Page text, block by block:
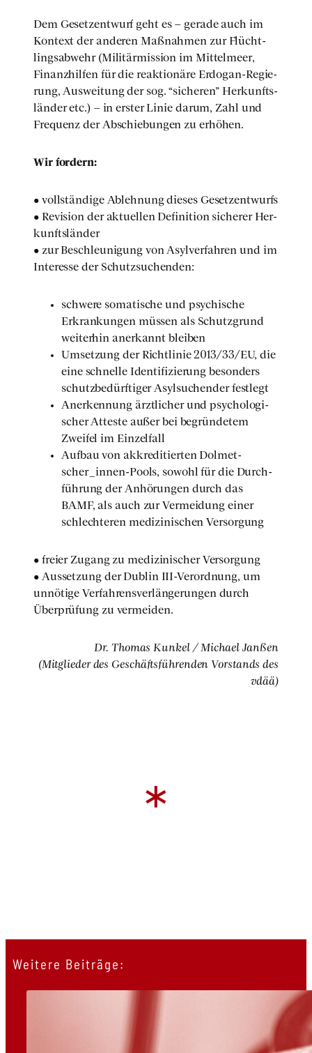
Dem Gesetz­ent­wurf geht es – gera­de auch im
Kon­text der ande­ren Maß­nah­men zur Flücht­
lings­ab­wehr (Mili­tär­mis­si­on im Mit­tel­meer,
Finanz­hil­fen für die reak­tio­nä­re Erdo­gan-Regie­
rung, Aus­wei­tung der sog. “siche­ren” Her­kunfts­
län­der etc.) – in ers­ter Linie dar­um, Zahl und
Fre­quenz der Abschie­bun­gen zu erhö­hen.
Wir for­dern:
• voll­stän­di­ge Ableh­nung die­ses Gesetz­ent­wurfs
• Revi­si­on der aktu­el­len Defi­ni­ti­on siche­rer Her­
kunfts­län­der
• zur Beschleu­ni­gung von Asyl­ver­fah­ren und im
Inter­es­se der Schutz­su­chen­den:
schwe­re soma­ti­sche und psy­chi­sche
Erkran­kun­gen müs­sen als Schutz­grund
wei­ter­hin aner­kannt blei­ben
Umset­zung der Richt­li­nie 2013/33/EU, die
eine schnel­le Iden­ti­fi­zie­rung beson­ders
schutz­be­dürf­ti­ger Asyl­su­chen­der fest­legt
Aner­ken­nung ärzt­li­cher und psy­cho­lo­gi­
scher Attes­te außer bei begrün­de­tem
Zwei­fel im Ein­zel­fall
Auf­bau von akkre­di­tier­ten Dol­met­
scher_in­nen-Pools, sowohl für die Durch­
füh­rung der Anhö­run­gen durch das
BAMF, als auch zur Ver­mei­dung einer
schlech­te­ren medi­zi­ni­schen Ver­sor­gung
• frei­er Zugang zu medi­zi­ni­scher Ver­sor­gung
• Aus­set­zung der Dub­lin III-Ver­ord­nung, um
unnö­ti­ge Ver­fah­rens­ver­län­ge­run­gen durch
Über­prü­fung zu ver­mei­den.
Dr. Tho­mas Kun­kel / Micha­el Jan­ßen
(Mit­glie­der des Geschäfts­füh­ren­den Vor­stands des
vdää)
*
Weitere Beiträge: